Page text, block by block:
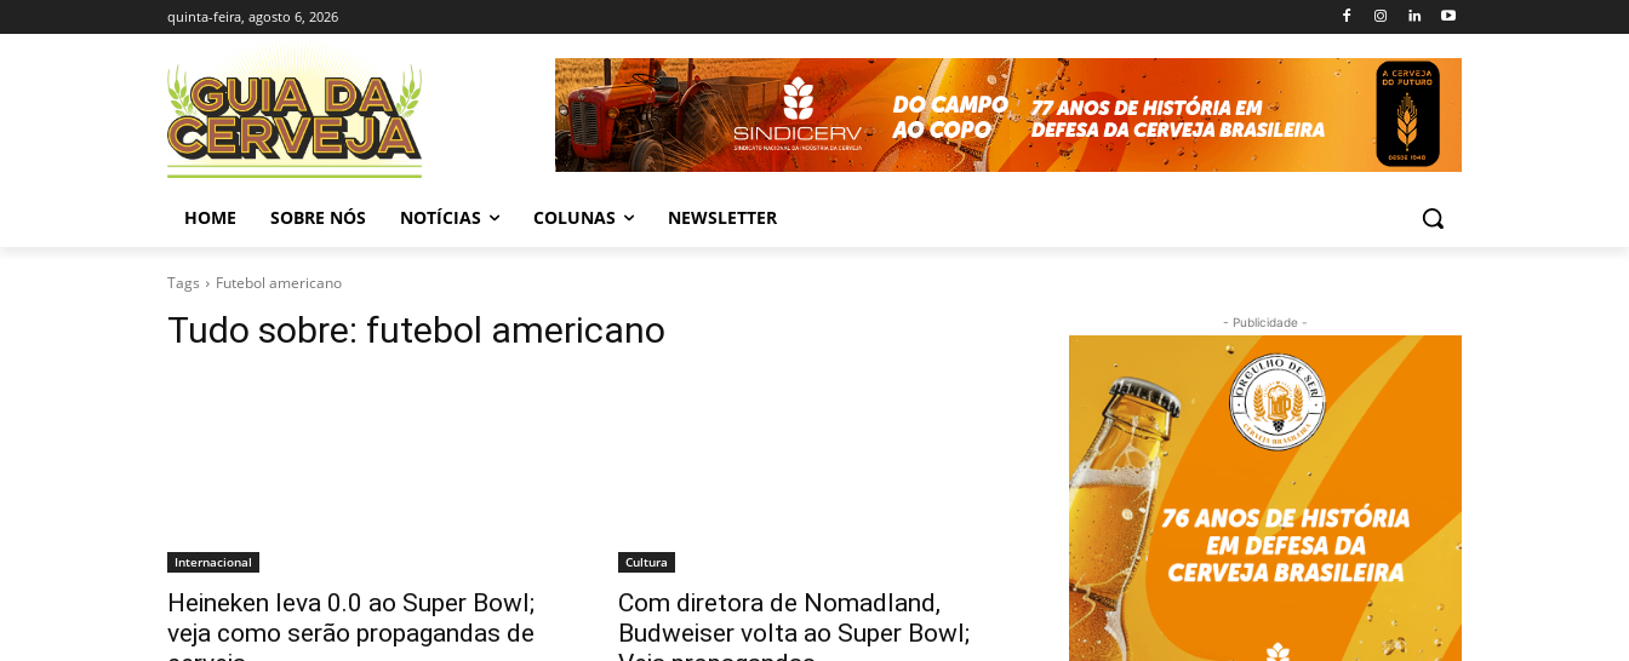
quinta-feira, agosto 6, 2026
HOME SOBRE NÓS NOTÍCIAS COLUNAS NEWSLETTER
Tags Futebol americano
Tudo sobre: futebol americano
Internacional
Heineken leva 0.0 ao Super Bowl;
veja como serão propagandas de
Cultura
Com diretora de Nomadland,
Budweiser volta ao Super Bowl;
- Publicidade -